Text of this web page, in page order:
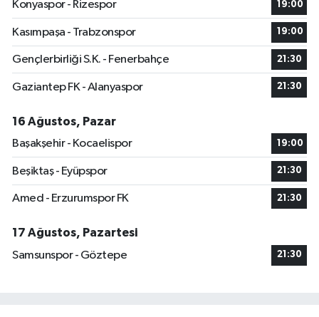
Konyaspor - Rizespor
19:00
Kasımpaşa - Trabzonspor 19:00
Gençlerbirliği S.K. - Fenerbahçe 21:30
Gaziantep FK - Alanyaspor 21:30
16 Ağustos, Pazar
Başakşehir - Kocaelispor
19:00
Beşiktaş - Eyüpspor 21:30
Amed - Erzurumspor FK 21:30
17 Ağustos, Pazartesi
Samsunspor - Göztepe
21:30